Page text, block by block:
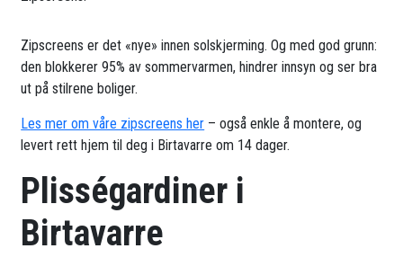
Zipscreens er det «nye» innen solskjerming. Og med god grunn:
den blokkerer 95% av sommervarmen, hindrer innsyn og ser bra
ut på stilrene boliger.
Les mer om våre zipscreens her – også enkle å montere, og
levert rett hjem til deg i Birtavarre om 14 dager.
Plisségardiner i
Birtavarre